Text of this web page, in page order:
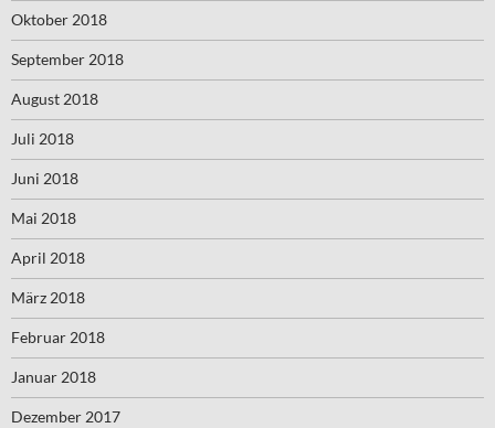
Oktober 2018
September 2018
August 2018
Juli 2018
Juni 2018
Mai 2018
April 2018
März 2018
Februar 2018
Januar 2018
Dezember 2017